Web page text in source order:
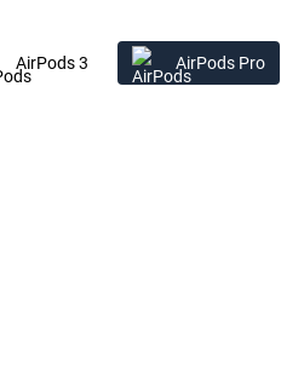
AirPods 3 AirPods Pro